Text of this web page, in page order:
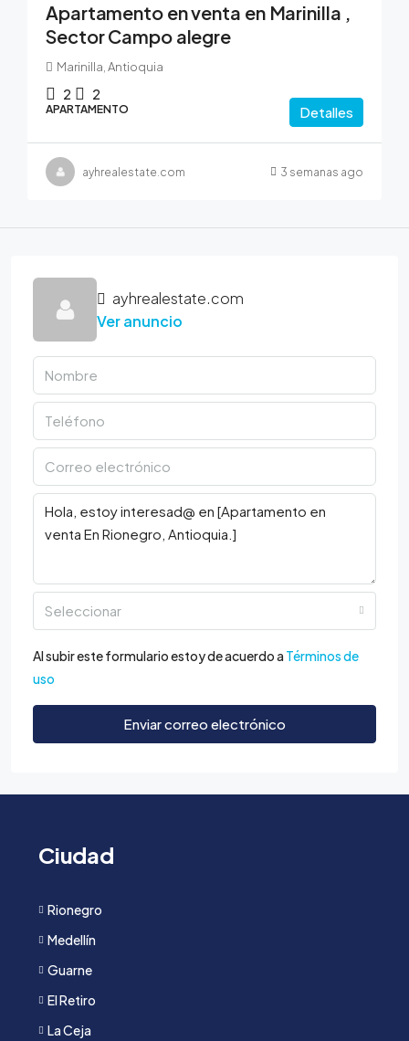
Apartamento en venta en Marinilla ,
Sector Campo alegre
Marinilla, Antioquia
2 2
APARTAMENTO Detalles
ayhrealestate.com 3 semanas ago
ayhrealestate.com
Ver anuncio
Seleccionar
Al subir este formulario estoy de acuerdo a Términos de
uso
Enviar correo electrónico
Ciudad
Rionegro
Medellín
Guarne
El Retiro
La Ceja